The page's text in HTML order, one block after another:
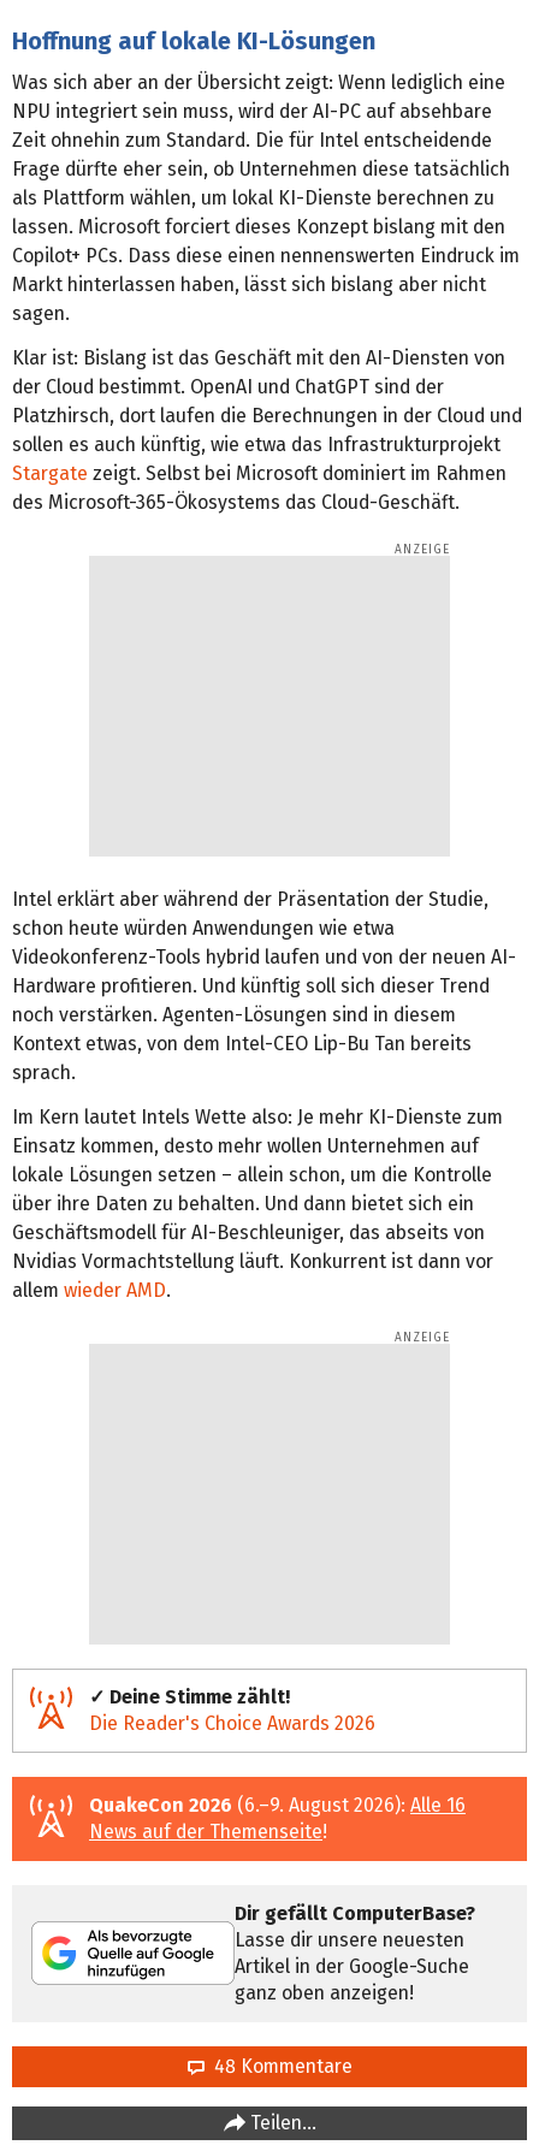
Hoffnung auf lokale KI-Lösungen
Was sich aber an der Übersicht zeigt: Wenn lediglich eine
NPU integriert sein muss, wird der AI-PC auf absehbare
Zeit ohnehin zum Standard. Die für Intel entscheidende
Frage dürfte eher sein, ob Unternehmen diese tatsächlich
als Plattform wählen, um lokal KI-Dienste berechnen zu
lassen. Microsoft forciert dieses Konzept bislang mit den
Copilot+ PCs. Dass diese einen nennenswerten Eindruck im
Markt hinterlassen haben, lässt sich bislang aber nicht
sagen.
Klar ist: Bislang ist das Geschäft mit den AI-Diensten von
der Cloud bestimmt. OpenAI und ChatGPT sind der
Platzhirsch, dort laufen die Berechnungen in der Cloud und
sollen es auch künftig, wie etwa das Infrastrukturprojekt
Stargate zeigt. Selbst bei Microsoft dominiert im Rahmen
des Microsoft-365-Ökosystems das Cloud-Geschäft.
Intel erklärt aber während der Präsentation der Studie,
schon heute würden Anwendungen wie etwa
Videokonferenz-Tools hybrid laufen und von der neuen AI-
Hardware profitieren. Und künftig soll sich dieser Trend
noch verstärken. Agenten-Lösungen sind in diesem
Kontext etwas, von dem Intel-CEO Lip-Bu Tan bereits
sprach.
Im Kern lautet Intels Wette also: Je mehr KI-Dienste zum
Einsatz kommen, desto mehr wollen Unternehmen auf
lokale Lösungen setzen – allein schon, um die Kontrolle
über ihre Daten zu behalten. Und dann bietet sich ein
Geschäftsmodell für AI-Beschleuniger, das abseits von
Nvidias Vormachtstellung läuft. Konkurrent ist dann vor
allem wieder AMD.
✓ Deine Stimme zählt!
Die Reader's Choice Awards 2026
QuakeCon 2026 (6.–9. August 2026): Alle 16
News auf der Themenseite!
Dir gefällt ComputerBase?
Lasse dir unsere neuesten
Artikel in der Google-Suche
ganz oben anzeigen!
48 Kommentare
Teilen…